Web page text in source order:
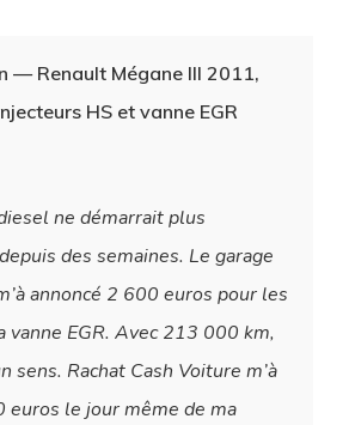
— Renault Mégane III 2011,
HS et vanne EGR
ne démarrait plus
des semaines. Le garage
annoncé 2 600 euros pour les
vanne EGR. Avec 213 000 km,
sens. Rachat Cash Voiture m’à
euros le jour même de ma